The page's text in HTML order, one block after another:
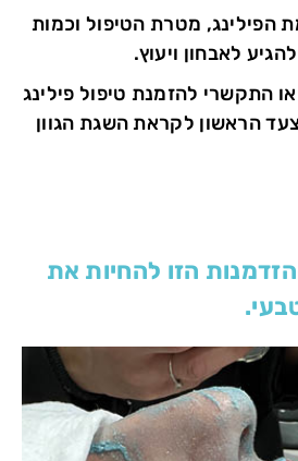
הפילינג, מטרת הטיפול וכמות
לאבחון ויעוץ.
התקשרי להזמנת טיפול פילינג
הראשון לקראת השגת הגוון
הזו להחיות את